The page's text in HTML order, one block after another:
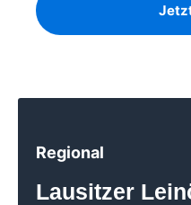
Regional
Lausitzer